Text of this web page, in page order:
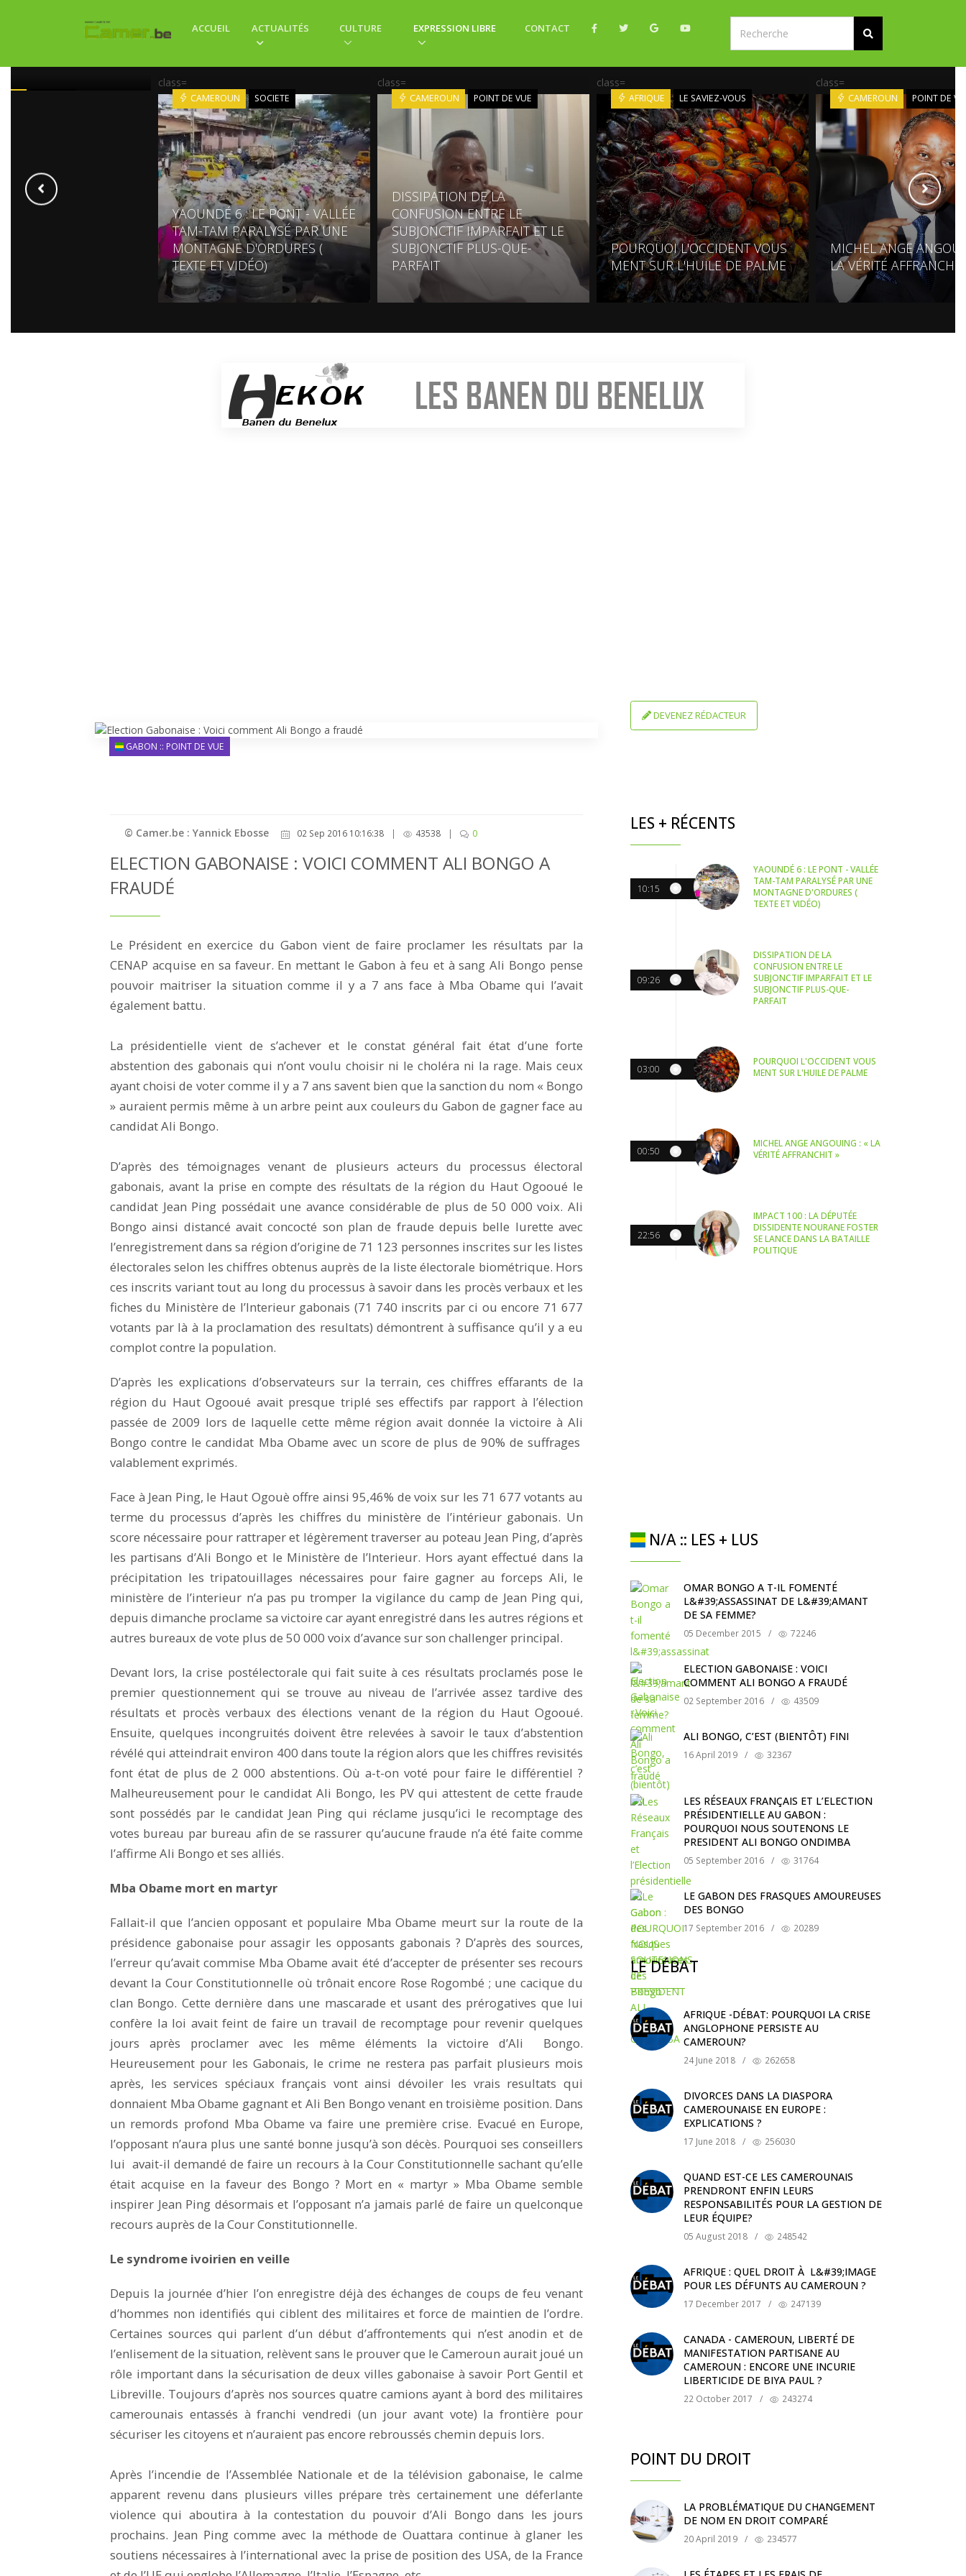
ACCUEIL ACTUALITÉS CULTURE EXPRESSION LIBRE CONTACT
PRIZE DROP : LE
TIRAGE VOUS
class=
CAMEROUN SOCIETE
YAOUNDÉ 6 : LE PONT - VALLÉE
TAM-TAM PARALYSÉ PAR UNE
MONTAGNE D'ORDURES (
TEXTE ET VIDÉO)
class=
CAMEROUN POINT DE VUE
DISSIPATION DE LA
CONFUSION ENTRE LE
SUBJONCTIF IMPARFAIT ET LE
SUBJONCTIF PLUS-QUE-
PARFAIT
class=
AFRIQUE LE SAVIEZ-VOUS
POURQUOI L'OCCIDENT VOUS
MENT SUR L'HUILE DE PALME
class=
CAMEROUN POINT DE
MICHEL ANGE
LA VÉRITÉ
GABON :: POINT DE VUE
© Camer.be : Yannick Ebosse 02 Sep 2016 10:16:38 | 43538 | 0
ELECTION GABONAISE : VOICI COMMENT ALI BONGO A
FRAUDÉ
Le Président en exercice du Gabon vient de faire proclamer les résultats par la
CENAP acquise en sa faveur. En mettant le Gabon à feu et à sang Ali Bongo pense
pouvoir maitriser la situation comme il y a 7 ans face à Mba Obame qui l’avait
également battu.
La présidentielle vient de s’achever et le constat général fait état d’une forte
abstention des gabonais qui n’ont voulu choisir ni le choléra ni la rage. Mais ceux
ayant choisi de voter comme il y a 7 ans savent bien que la sanction du nom « Bongo
» auraient permis même à un arbre peint aux couleurs du Gabon de gagner face au
candidat Ali Bongo.
D’après des témoignages venant de plusieurs acteurs du processus électoral
gabonais, avant la prise en compte des résultats de la région du Haut Ogooué le
candidat Jean Ping possédait une avance considérable de plus de 50 000 voix. Ali
Bongo ainsi distancé avait concocté son plan de fraude depuis belle lurette avec
l’enregistrement dans sa région d’origine de 71 123 personnes inscrites sur les listes
électorales selon les chiffres obtenus auprès de la liste électorale biométrique. Hors
ces inscrits variant tout au long du processus à savoir dans les procès verbaux et les
fiches du Ministère de l’Interieur gabonais (71 740 inscrits par ci ou encore 71 677
votants par là à la proclamation des resultats) démontrent à suffisance qu’il y a eu
complot contre la population.
D’après les explications d’observateurs sur la terrain, ces chiffres effarants de la
région du Haut Ogooué avait presque triplé ses effectifs par rapport à l’élection
passée de 2009 lors de laquelle cette même région avait donnée la victoire à Ali
Bongo contre le candidat Mba Obame avec un score de plus de 90% de suffrages
valablement exprimés.
Face à Jean Ping, le Haut Ogouè offre ainsi 95,46% de voix sur les 71 677 votants au
terme du processus d’après les chiffres du ministère de l’intérieur gabonais. Un
score nécessaire pour rattraper et légèrement traverser au poteau Jean Ping, d’après
les partisans d’Ali Bongo et le Ministère de l’Interieur. Hors ayant effectué dans la
précipitation les tripatouillages nécessaires pour faire gagner au forceps Ali, le
ministère de l’interieur n’a pas pu tromper la vigilance du camp de Jean Ping qui,
depuis dimanche proclame sa victoire car ayant enregistré dans les autres régions et
autres bureaux de vote plus de 50 000 voix d’avance sur son challenger principal.
Devant lors, la crise postélectorale qui fait suite à ces résultats proclamés pose le
premier questionnement qui se trouve au niveau de l’arrivée assez tardive des
résultats et procès verbaux des élections venant de la région du Haut Ogooué.
Ensuite, quelques incongruités doivent être relevées à savoir le taux d’abstention
révélé qui atteindrait environ 400 dans toute la région alors que les chiffres revisités
font état de plus de 2 000 abstentions. Où a-t-on voté pour faire le différentiel ?
Malheureusement pour le candidat Ali Bongo, les PV qui attestent de cette fraude
sont possédés par le candidat Jean Ping qui réclame jusqu’ici le recomptage des
votes bureau par bureau afin de se rassurer qu’aucune fraude n’a été faite comme
l’affirme Ali Bongo et ses alliés.
Mba Obame mort en martyr
Fallait-il que l’ancien opposant et populaire Mba Obame meurt sur la route de la
présidence gabonaise pour assagir les opposants gabonais ? D’après des sources,
l’erreur qu’avait commise Mba Obame avait été d’accepter de présenter ses recours
devant la Cour Constitutionnelle où trônait encore Rose Rogombé ; une cacique du
clan Bongo. Cette dernière dans une mascarade et usant des prérogatives que lui
confère la loi avait feint de faire un travail de recomptage pour revenir quelques
jours après proclamer avec les même éléments la victoire d’Ali Bongo.
Heureusement pour les Gabonais, le crime ne restera pas parfait plusieurs mois
après, les services spéciaux français vont ainsi dévoiler les vrais resultats qui
donnaient Mba Obame gagnant et Ali Ben Bongo venant en troisième position. Dans
un remords profond Mba Obame va faire une première crise. Evacué en Europe,
l’opposant n’aura plus une santé bonne jusqu’à son décès. Pourquoi ses conseillers
lui avait-il demandé de faire un recours à la Cour Constitutionnelle sachant qu’elle
était acquise en la faveur des Bongo ? Mort en « martyr » Mba Obame semble
inspirer Jean Ping désormais et l’opposant n’a jamais parlé de faire un quelconque
recours auprès de la Cour Constitutionnelle.
Le syndrome ivoirien en veille
Depuis la journée d’hier l’on enregistre déjà des échanges de coups de feu venant
d’hommes non identifiés qui ciblent des militaires et force de maintien de l’ordre.
Certaines sources qui parlent d’un début d’affrontements qui n’est anodin et de
l’enlisement de la situation, relèvent sans le prouver que le Cameroun aurait joué un
rôle important dans la sécurisation de deux villes gabonaise à savoir Port Gentil et
Libreville. Toujours d’après nos sources quatre camions ayant à bord des militaires
camerounais entassés à franchi vendredi (un jour avant vote) la frontière pour
sécuriser les citoyens et n’auraient pas encore rebroussés chemin depuis lors.
Après l’incendie de l’Assemblée Nationale et de la télévision gabonaise, le calme
apparent revenu dans plusieurs villes prépare très certainement une déferlante
violence qui aboutira à la contestation du pouvoir d’Ali Bongo dans les jours
prochains. Jean Ping comme avec la méthode de Ouattara continue à glaner les
soutiens nécessaires à l’international avec la prise de position des USA, de la France
DEVENEZ RÉDACTEUR
LES + RÉCENTS
10:15
YAOUNDÉ 6 : LE PONT - VALLÉE
TAM-TAM PARALYSÉ PAR UNE
MONTAGNE D'ORDURES (
TEXTE ET VIDÉO)
09:26
DISSIPATION DE LA
CONFUSION ENTRE LE
SUBJONCTIF IMPARFAIT ET LE
SUBJONCTIF PLUS-QUE-
PARFAIT
03:00
POURQUOI L'OCCIDENT VOUS
MENT SUR L'HUILE DE PALME
00:50
MICHEL ANGE ANGOUING : « LA
VÉRITÉ AFFRANCHIT »
22:56
IMPACT 100 : LA DÉPUTÉE
DISSIDENTE NOURANE FOSTER
SE LANCE DANS LA BATAILLE
POLITIQUE
N/A :: LES + LUS
OMAR BONGO A T-IL FOMENTÉ
L&#39;ASSASSINAT DE L&#39;AMANT
DE SA FEMME?
05 December 2015 / 72246
ELECTION GABONAISE : VOICI
COMMENT ALI BONGO A FRAUDÉ
02 September 2016 / 43509
ALI BONGO, C’EST (BIENTÔT) FINI
16 April 2019 / 32367
LES RÉSEAUX FRANÇAIS ET L’ELECTION
PRÉSIDENTIELLE AU GABON :
POURQUOI NOUS SOUTENONS LE
PRESIDENT ALI BONGO ONDIMBA
05 September 2016 / 31764
LE GABON DES FRASQUES AMOUREUSES
DES BONGO
17 September 2016 / 20289
LE DÉBAT
AFRIQUE -DÉBAT: POURQUOI LA CRISE
ANGLOPHONE PERSISTE AU
CAMEROUN?
24 June 2018 / 262658
DIVORCES DANS LA DIASPORA
CAMEROUNAISE EN EUROPE :
EXPLICATIONS ?
17 June 2018 / 256030
QUAND EST-CE LES CAMEROUNAIS
PRENDRONT ENFIN LEURS
RESPONSABILITÉS POUR LA GESTION DE
LEUR ÉQUIPE?
05 August 2018 / 248542
AFRIQUE : QUEL DROIT À L&#39;IMAGE
POUR LES DÉFUNTS AU CAMEROUN ?
17 December 2017 / 247139
CANADA - CAMEROUN, LIBERTÉ DE
MANIFESTATION PARTISANE AU
CAMEROUN : ENCORE UNE INCURIE
LIBERTICIDE DE BIYA PAUL ?
22 October 2017 / 243274
POINT DU DROIT
LA PROBLÉMATIQUE DU CHANGEMENT
DE NOM EN DROIT COMPARÉ
20 April 2019 / 234577